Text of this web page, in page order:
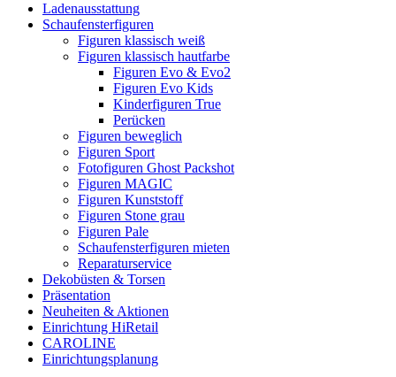
Laden­ausstattung
Schaufenster­figuren
Figuren klassisch weiß
Figuren klassisch hautfarbe
Figuren Evo & Evo2
Figuren Evo Kids
Kinderfiguren True
Perücken
Figuren beweglich
Figuren Sport
Fotofiguren Ghost Packshot
Figuren MAGIC
Figuren Kunststoff
Figuren Stone grau
Figuren Pale
Schaufensterfiguren mieten
Reparaturservice
Dekobüsten & Torsen
Präsentation
Neuheiten & Aktionen
Einrichtung HiRetail
CAROLINE
Einrichtungsplanung